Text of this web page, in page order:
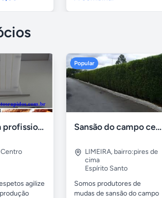
Formadora profissional carne
Centro
agilize
Popular
Sansão do campo cerca viva por 0,65 á muda
LIMEIRA, bairro:pires de
cima
Espírito Santo
Somos produtores de
mudas de sansão do campo